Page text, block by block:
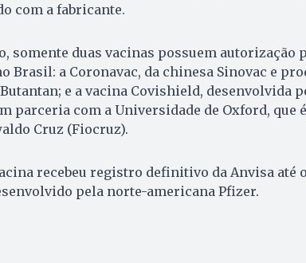
com a fabricante.
somente duas vacinas possuem autorização
Brasil: a Coronavac, da chinesa Sinovac e
e a vacina Covishield, desenvolvida
parceria com a Universidade de Oxford, que
Cruz (Fiocruz).
recebeu registro definitivo da Anvisa até
pela norte-americana Pfizer.